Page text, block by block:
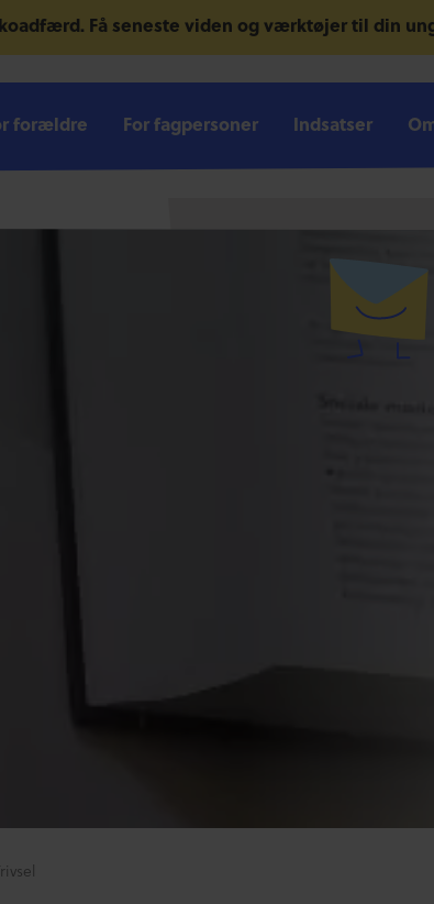
forældre
forældre For fagpersoner
For fagpersoner Indsatser
Indsatser
Få seneste viden og værktøjer til din